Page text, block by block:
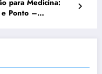
para Medicina:
Ponto –